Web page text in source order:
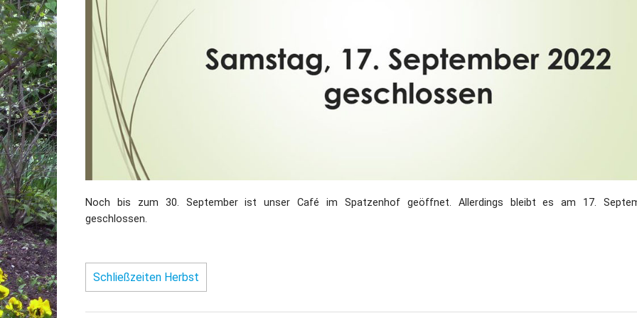
Noch bis zum 30. September ist unser Café im Spatzenhof geöffnet. Allerdings bleibt es am 17.
geschlossen.
Schließzeiten Herbst